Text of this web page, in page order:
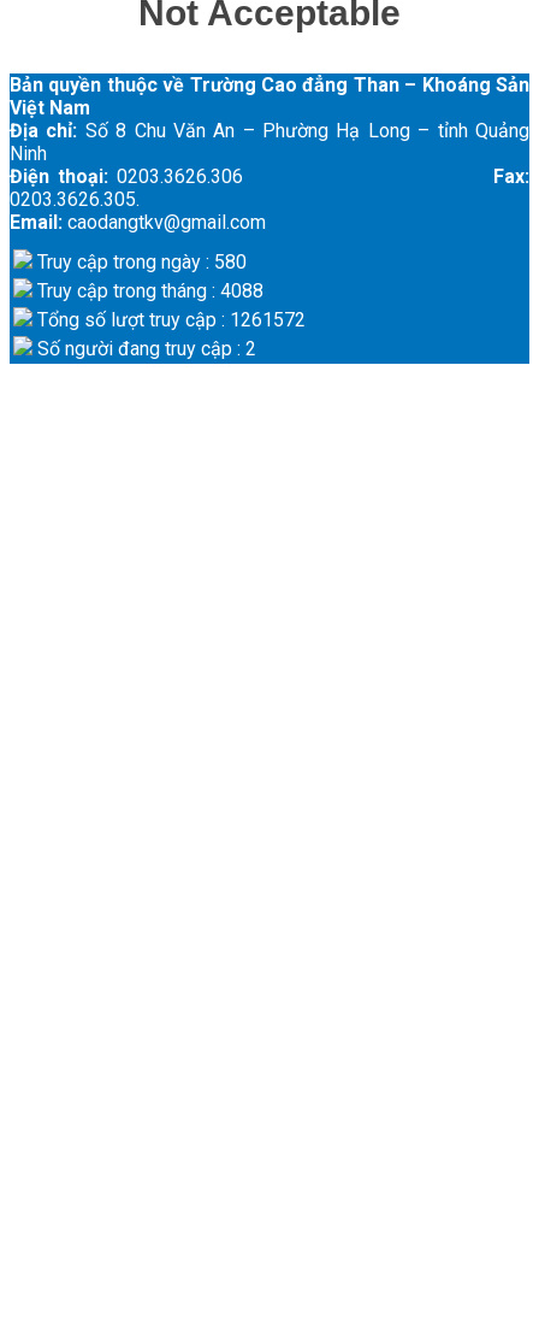
Bản quyền thuộc về Trường Cao đẳng Than – Khoáng Sản
Việt Nam
Địa chỉ: Số 8 Chu Văn An – Phường Hạ Long – tỉnh Quảng
Ninh
Điện thoại: 0203.3626.306 Fax:
0203.3626.305.
Email: caodangtkv@gmail.com
Truy cập trong ngày : 580
Truy cập trong tháng : 4088
Tổng số lượt truy cập : 1261572
Số người đang truy cập : 2